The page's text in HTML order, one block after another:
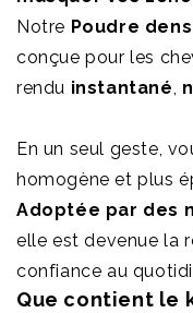
Notre Poudre
conçue pour les
rendu instantané,
En un seul geste,
homogène et plus
Adoptée par des
elle est devenue la
confiance au
Que contient le